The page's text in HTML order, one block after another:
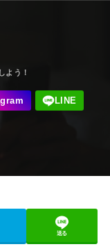
送る